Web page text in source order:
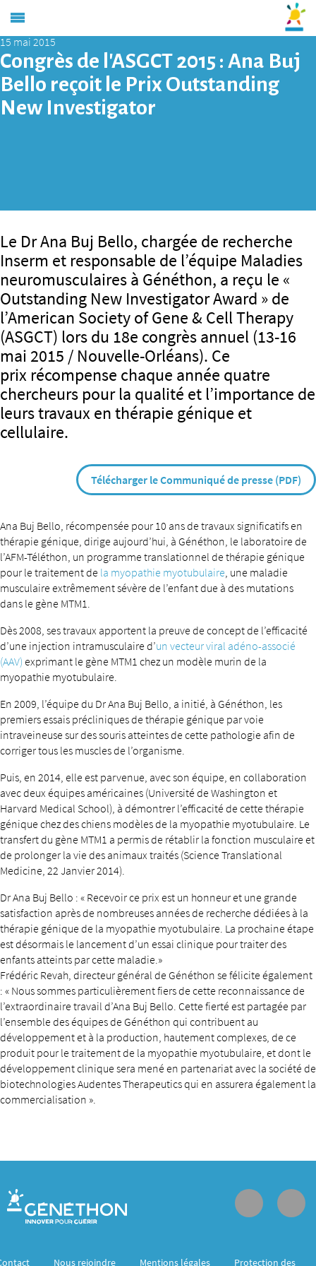
15 mai 2015
Congrès de l’ASGCT 2015 : Ana Buj
Bello reçoit le Prix Outstanding
New Investigator
Le Dr Ana Buj Bello, chargée de recherche
Inserm et responsable de l’équipe Maladies
neuromusculaires à Généthon, a reçu le «
Outstanding New Investigator Award » de
l’American Society of Gene & Cell Therapy
(ASGCT) lors du 18e congrès annuel (13-16
mai 2015 / Nouvelle-Orléans). Ce
prix récompense chaque année quatre
chercheurs pour la qualité et l’importance de
leurs travaux en thérapie génique et
cellulaire.
Télécharger le Communiqué de presse (PDF)
Ana Buj Bello, récompensée pour 10 ans de travaux significatifs en
thérapie génique, dirige aujourd’hui, à Généthon, le laboratoire de
l’AFM-Téléthon, un programme translationnel de thérapie génique
pour le traitement de la myopathie myotubulaire, une maladie
musculaire extrêmement sévère de l’enfant due à des mutations
dans le gène MTM1.
Dès 2008, ses travaux apportent la preuve de concept de l’efficacité
d’une injection intramusculaire d’un vecteur viral adéno-associé
(AAV) exprimant le gène MTM1 chez un modèle murin de la
myopathie myotubulaire.
En 2009, l’équipe du Dr Ana Buj Bello, a initié, à Généthon, les
premiers essais précliniques de thérapie génique par voie
intraveineuse sur des souris atteintes de cette pathologie afin de
corriger tous les muscles de l’organisme.
Puis, en 2014, elle est parvenue, avec son équipe, en collaboration
avec deux équipes américaines (Université de Washington et
Harvard Medical School), à démontrer l’efficacité de cette thérapie
génique chez des chiens modèles de la myopathie myotubulaire. Le
transfert du gène MTM1 a permis de rétablir la fonction musculaire et
de prolonger la vie des animaux traités (Science Translational
Medicine, 22 Janvier 2014).
Dr Ana Buj Bello : « Recevoir ce prix est un honneur et une grande
satisfaction après de nombreuses années de recherche dédiées à la
thérapie génique de la myopathie myotubulaire. La prochaine étape
est désormais le lancement d’un essai clinique pour traiter des
enfants atteints par cette maladie.»
Frédéric Revah, directeur général de Généthon se félicite également
: « Nous sommes particulièrement fiers de cette reconnaissance de
l’extraordinaire travail d’Ana Buj Bello. Cette fierté est partagée par
l’ensemble des équipes de Généthon qui contribuent au
développement et à la production, hautement complexes, de ce
produit pour le traitement de la myopathie myotubulaire, et dont le
développement clinique sera mené en partenariat avec la société de
biotechnologies Audentes Therapeutics qui en assurera également la
commercialisation ».
Nous rejoindre Mentions légales Protection des